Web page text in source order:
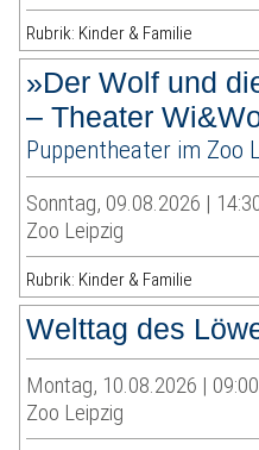
Rubrik: Kinder & Familie
»Der Wolf und
– Theater
Puppentheater im Zoo
Sonntag, 09.08.2026 |
Zoo Leipzig
Rubrik: Kinder & Familie
Welttag des
Montag, 10.08.2026 |
Zoo Leipzig